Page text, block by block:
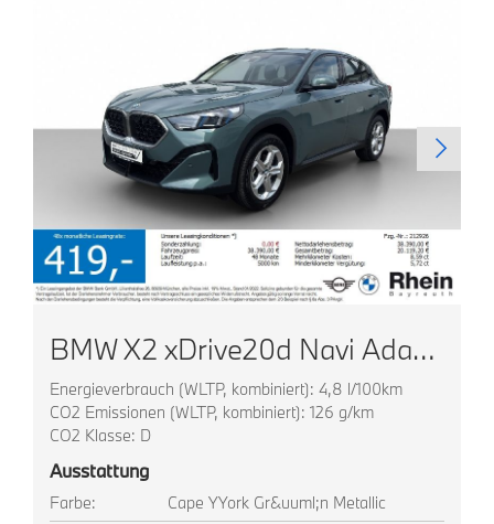
BMW X2 xDrive20d Navi AdapLED ACC HUD Park+ Komfortz
Energieverbrauch (WLTP, kombiniert): 4,8 l/100km
CO2 Emissionen (WLTP, kombiniert): 126 g/km
CO2 Klasse: D
Ausstattung
Farbe:
Cape YYork Gr&uuml;n Metallic